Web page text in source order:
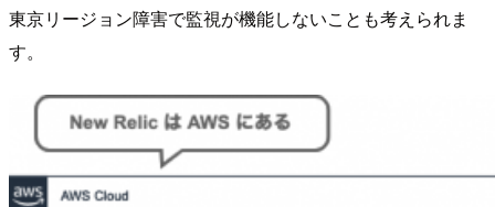
東京リージョン障害で監視が機能しないことも考えられま
す。